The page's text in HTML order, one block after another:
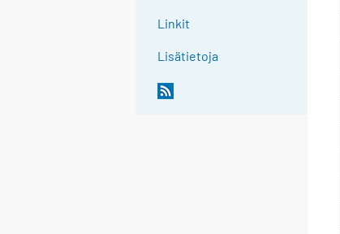
Linkit
Lisätietoja